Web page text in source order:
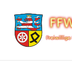
content
Home